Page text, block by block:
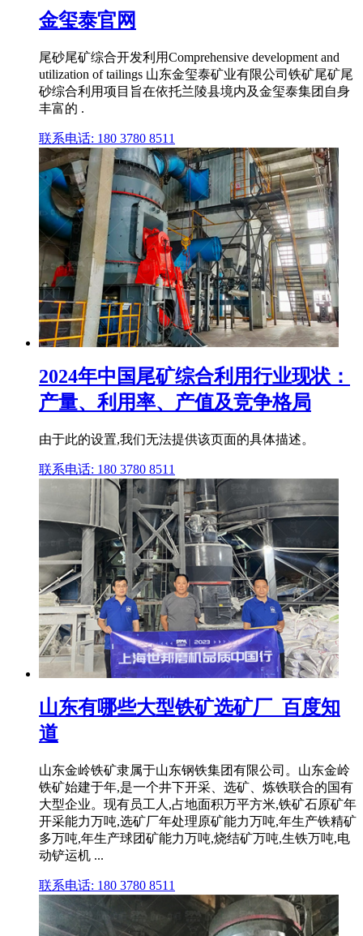
金玺泰官网
尾砂尾矿综合开发利用Comprehensive development and
utilization of tailings 山东金玺泰矿业有限公司铁矿尾矿尾
砂综合利用项目旨在依托兰陵县境内及金玺泰集团自身
丰富的 .
联系电话: 180 3780 8511
2024年中国尾矿综合利用行业现状：
产量、利用率、产值及竞争格局
由于此的设置,我们无法提供该页面的具体描述。
联系电话: 180 3780 8511
山东有哪些大型铁矿选矿厂_百度知
道
山东金岭铁矿隶属于山东钢铁集团有限公司。山东金岭
铁矿始建于年,是一个井下开采、选矿、炼铁联合的国有
大型企业。现有员工人,占地面积万平方米,铁矿石原矿年
开采能力万吨,选矿厂年处理原矿能力万吨,年生产铁精矿
多万吨,年生产球团矿能力万吨,烧结矿万吨,生铁万吨,电
动铲运机 ...
联系电话: 180 3780 8511